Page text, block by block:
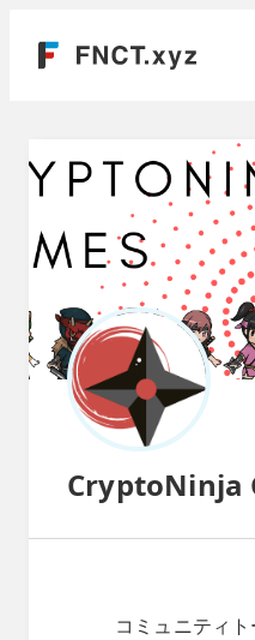
CryptoNinja
コミュニティ